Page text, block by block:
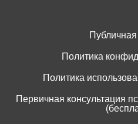
Политика
Политика
Первичная консультация